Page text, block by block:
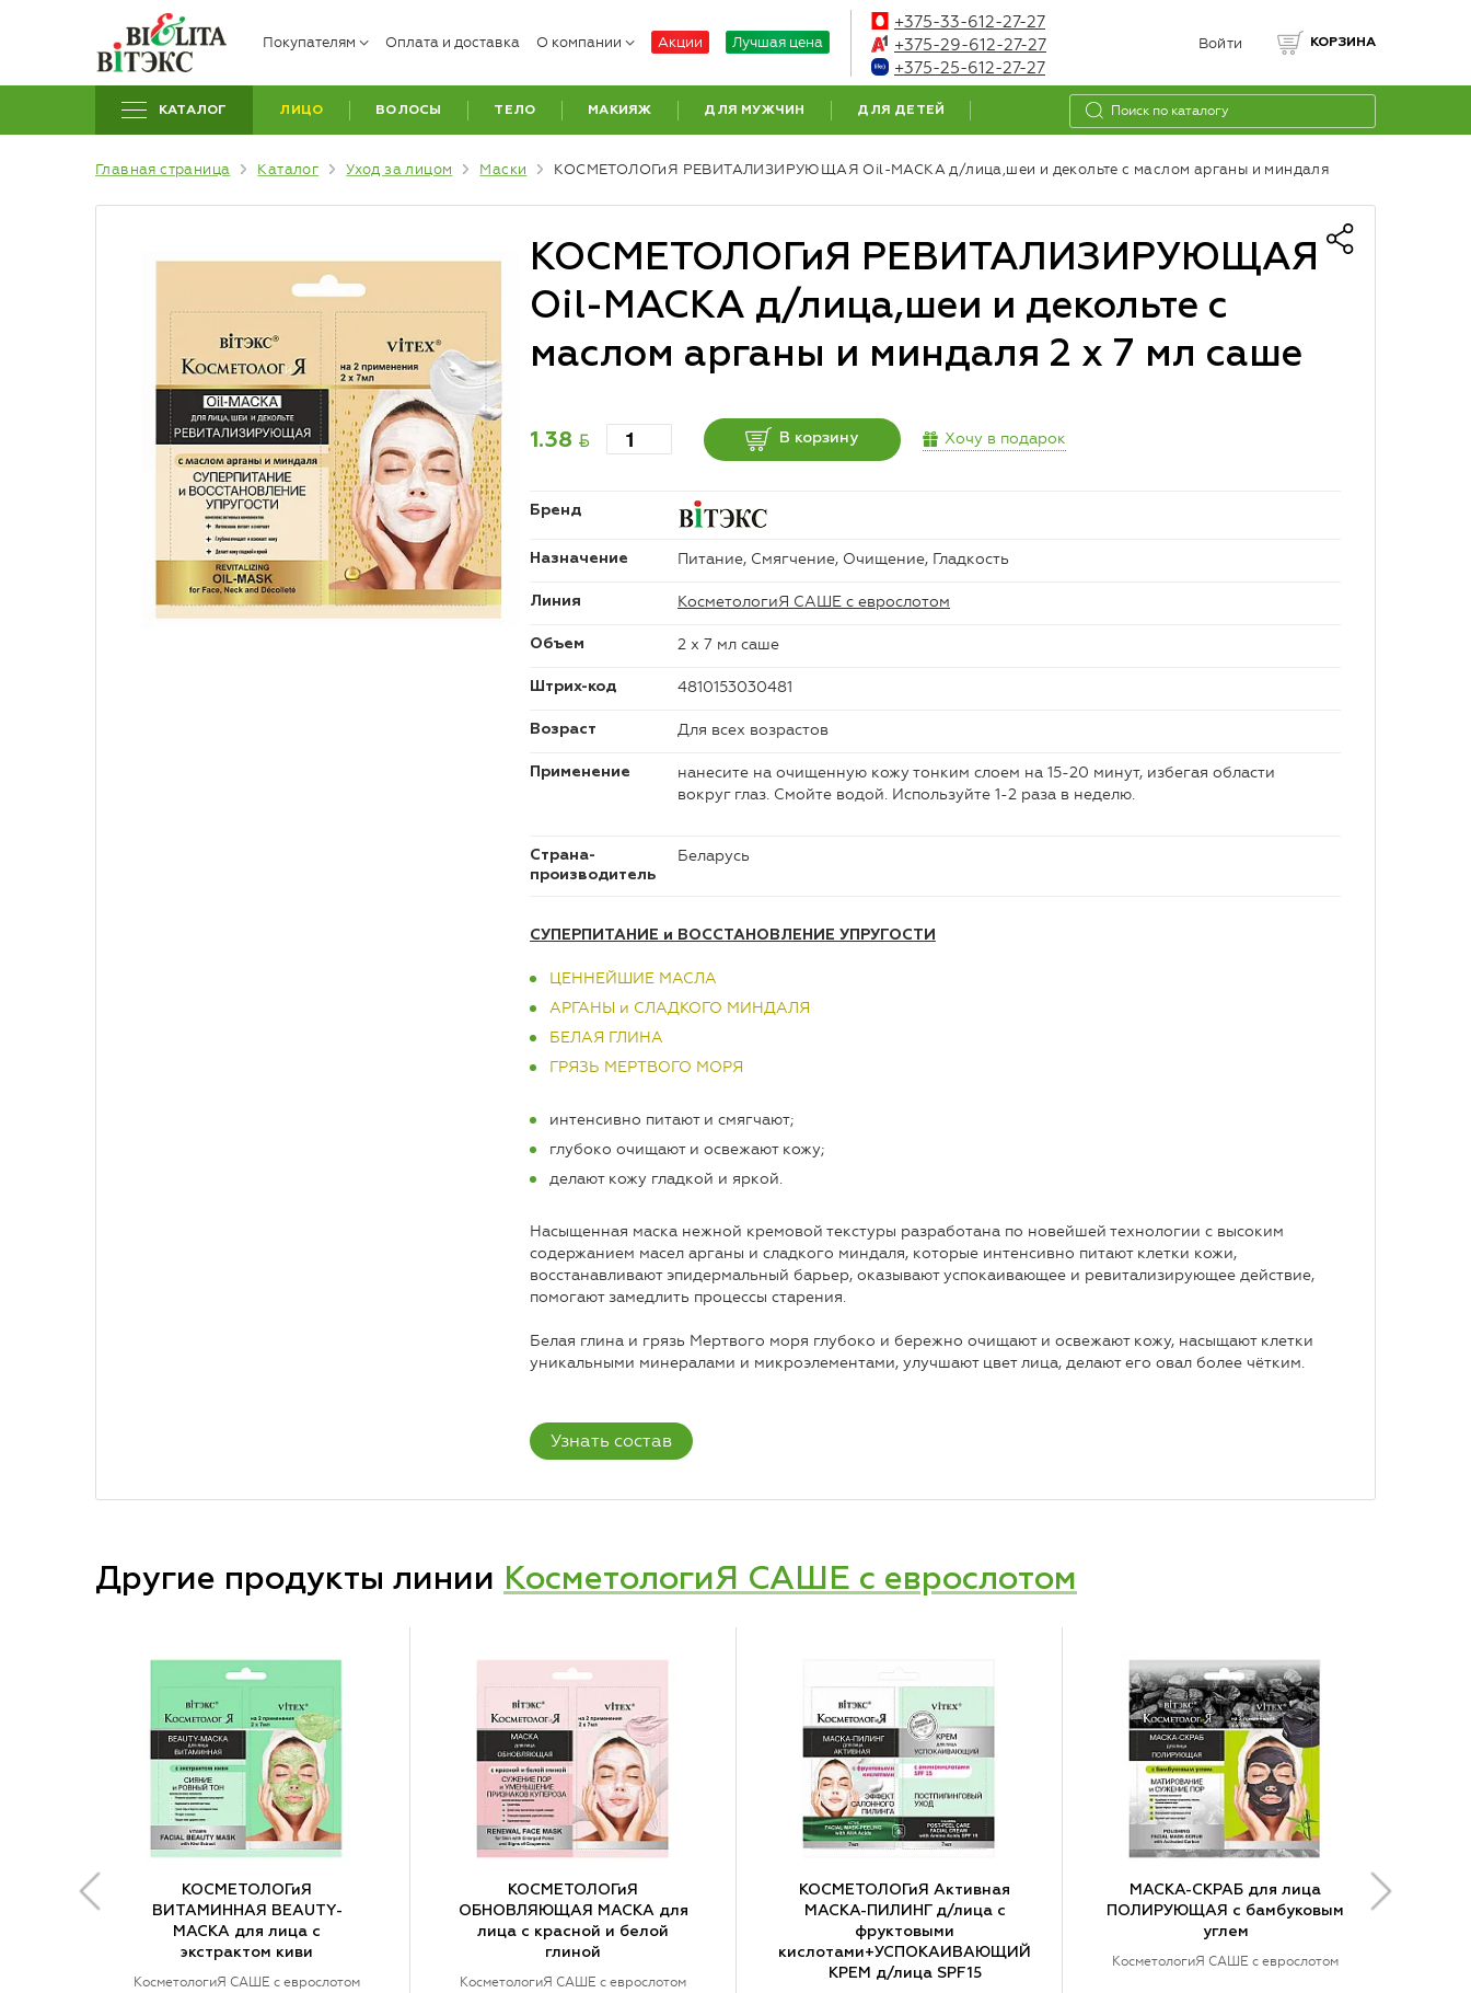
Покупателям Оплата и доставка О компании Акции Лучшая цена
+375-33-612-27-27
+375-29-612-27-27
+375-25-612-27-27
Войти КОРЗИНА
КАТАЛОГ ЛИЦО ВОЛОСЫ ТЕЛО МАКИЯЖ ДЛЯ МУЖЧИН ДЛЯ ДЕТЕЙ
Главная страница Каталог Уход за лицом Маски КОСМЕТОЛОГиЯ РЕВИТАЛИЗИРУЮЩАЯ Oil-МАСКА д/лица,шеи и декольте с маслом арганы и миндаля
КОСМЕТОЛОГиЯ РЕВИТАЛИЗИРУЮЩАЯ
Oil-МАСКА д/лица,шеи и декольте с
маслом арганы и миндаля 2 х 7 мл саше
1.38 BYN В корзину Хочу в подарок
Бренд
Назначение Питание, Смягчение, Очищение, Гладкость
Линия КосметологиЯ САШЕ с еврослотом
Объем 2 х 7 мл саше
Штрих-код 4810153030481
Возраст Для всех возрастов
Применение
нанесите на очищенную кожу тонким слоем на 15-20 минут, избегая области
вокруг глаз. Смойте водой. Используйте 1-2 раза в неделю.
Страна-
производитель
Беларусь
СУПЕРПИТАНИЕ и ВОССТАНОВЛЕНИЕ УПРУГОСТИ
ЦЕННЕЙШИЕ МАСЛА
АРГАНЫ и СЛАДКОГО МИНДАЛЯ
БЕЛАЯ ГЛИНА
ГРЯЗЬ МЕРТВОГО МОРЯ
интенсивно питают и смягчают;
глубоко очищают и освежают кожу;
делают кожу гладкой и яркой.
Насыщенная маска нежной кремовой текстуры разработана по новейшей технологии с высоким
содержанием масел арганы и сладкого миндаля, которые интенсивно питают клетки кожи,
восстанавливают эпидермальный барьер, оказывают успокаивающее и ревитализирующее действие,
помогают замедлить процессы старения.
Белая глина и грязь Мертвого моря глубоко и бережно очищают и освежают кожу, насыщают клетки
уникальными минералами и микроэлементами, улучшают цвет лица, делают его овал более чётким.
Узнать состав
Другие продукты линии КосметологиЯ САШЕ с еврослотом
КОСМЕТОЛОГиЯ
ВИТАМИННАЯ BEAUTY-
МАСКА для лица с
экстрактом киви
КосметологиЯ САШЕ с еврослотом
КОСМЕТОЛОГиЯ
ОБНОВЛЯЮЩАЯ МАСКА для
лица с красной и белой
глиной
КосметологиЯ САШЕ с еврослотом
КОСМЕТОЛОГиЯ Активная
МАСКА-ПИЛИНГ д/лица с
фруктовыми
кислотами+УСПОКАИВАЮЩИЙ
КРЕМ д/лица SPF15
МАСКА-СКРАБ для лица
ПОЛИРУЮЩАЯ с бамбуковым
углем
КосметологиЯ САШЕ с еврослотом